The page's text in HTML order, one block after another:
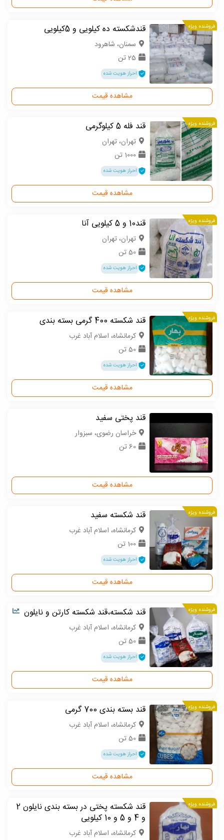
فروشنده ویژه قندشکسته ده کیلویی و 5کیلویی
سمنان، شاهرود
25 تن
احراز هویت شده
مشاهده قیمت
فروشنده ویژه قند فله 5 کیلوگرمی
تهران، تهران
1000 تن
احراز هویت شده
مشاهده قیمت
فروشنده ویژه قند10 و 5 کیلویی آنا
تهران، تهران
50 تن
احراز هویت شده
مشاهده قیمت
فروشنده ویژه قند شکسته 400 گرمی بسته بندی
كرمانشاه، اسلام آباد غرب
50 تن
احراز هویت شده
مشاهده قیمت
قند پختی سفید
خراسان رضوی، سبزوار
60 تن
مشاهده قیمت
فروشنده ویژه قند شکسته سفید
كرمانشاه، اسلام آباد غرب
100 تن
احراز هویت شده
مشاهده قیمت
فروشنده ویژه قند شکسته،قند شکسته کارتن و نایلون
كرمانشاه، اسلام آباد غرب
50 تن
احراز هویت شده
مشاهده قیمت
فروشنده ویژه قند بسته بندی 700 گرمی
كرمانشاه، اسلام آباد غرب
50 تن
احراز هویت شده
مشاهده قیمت
فروشنده ویژه
قند شکسته پختی در بسته بندی نایلون 2
و 4 و 5 و 10 کیلویی
كرمانشاه، اسلام آباد غرب